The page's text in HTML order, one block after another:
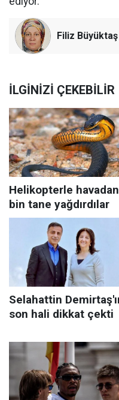
Filiz Büyüktaş